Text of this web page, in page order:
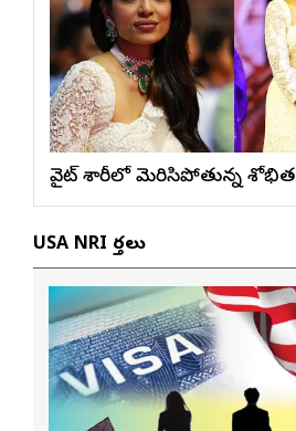
వైట్ శారీలో మెరిసిపోతున్న శోభిత
USA NRI వార్తలు